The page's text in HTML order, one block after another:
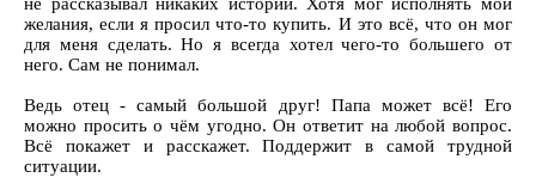
желания, если я просил что-то купить. И это всё, что он мог
для меня сделать. Но я всегда хотел чего-то большего от
него. Сам не понимал.
Ведь отец - самый большой друг! Папа может всё! Его
можно просить о чём угодно. Он ответит на любой вопрос.
Всё покажет и расскажет. Поддержит в самой трудной
ситуации.